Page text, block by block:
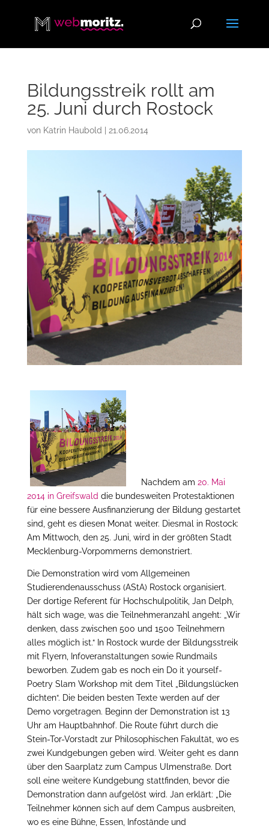
Bildungsstreik rollt am
25. Juni durch Rostock
von Katrin Haubold 21.06.2014
Nachdem am 20. Mai
2014 in Greifswald die bundesweiten Protestaktionen
für eine bessere Ausfinanzierung der Bildung gestartet
sind, geht es diesen Monat weiter. Diesmal in Rostock:
Am Mittwoch, den 25. Juni, wird in der größten Stadt
Mecklenburg-Vorpommerns demonstriert.
Die Demonstration wird vom Allgemeinen
Studierendenausschuss (AStA) Rostock organisiert.
Der dortige Referent für Hochschulpolitik, Jan Delph,
hält sich wage, was die Teilnehmeranzahl angeht: „Wir
denken, dass zwischen 500 und 1500 Teilnehmern
alles möglich ist.“ In Rostock wurde der Bildungsstreik
mit Flyern, Infoveranstaltungen sowie Rundmails
beworben. Zudem gab es noch ein Do it yourself-
Poetry Slam Workshop mit dem Titel „Bildungslücken
dichten“. Die beiden besten Texte werden auf der
Demo vorgetragen. Beginn der Demonstration ist 13
Uhr am Hauptbahnhof. Die Route führt durch die
Stein-Tor-Vorstadt zur Philosophischen Fakultät, wo es
zwei Kundgebungen geben wird. Weiter geht es dann
über den Saarplatz zum Campus Ulmenstraße. Dort
soll eine weitere Kundgebung stattfinden, bevor die
Demonstration dann aufgelöst wird. Jan erklärt: „Die
Teilnehmer können sich auf dem Campus ausbreiten,
wo es eine Bühne, Essen, Infostände und